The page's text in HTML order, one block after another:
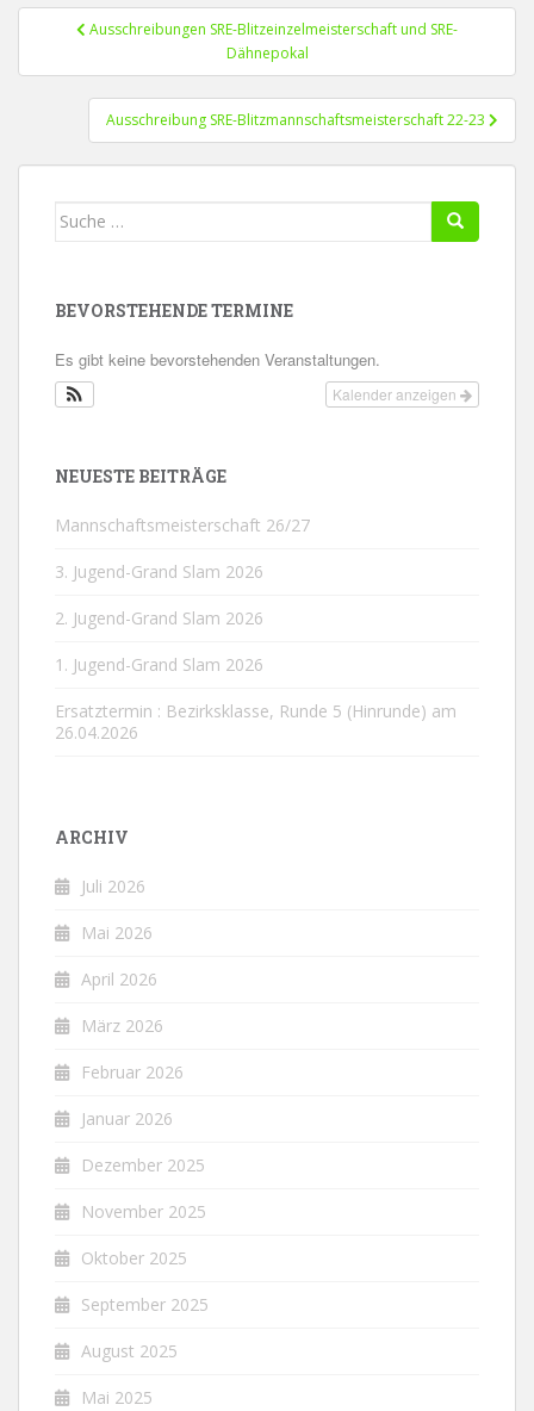
Beitragsnavigation
Ausschreibungen SRE-Blitzeinzelmeisterschaft und SRE-
Dähnepokal
Ausschreibung SRE-Blitzmannschaftsmeisterschaft 22-23
Suche
BEVORSTEHENDE TERMINE
Es gibt keine bevorstehenden Veranstaltungen.
Kalender anzeigen
NEUESTE BEITRÄGE
Mannschaftsmeisterschaft 26/27
3. Jugend-Grand Slam 2026
2. Jugend-Grand Slam 2026
1. Jugend-Grand Slam 2026
Ersatztermin : Bezirksklasse, Runde 5 (Hinrunde) am
26.04.2026
ARCHIV
Juli 2026
Mai 2026
April 2026
März 2026
Februar 2026
Januar 2026
Dezember 2025
November 2025
Oktober 2025
September 2025
August 2025
Mai 2025